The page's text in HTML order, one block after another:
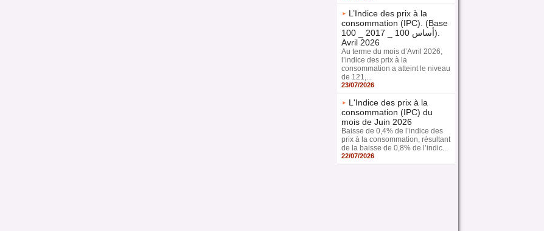
L’Indice des prix à la
consommation (IPC). (Base
100 _ 2017 _ 100 أساس).
Avril 2026
Au terme du mois d’Avril 2026,
l’indice des prix à la
consommation a atteint le niveau
de 121,...
23/07/2026
L'Indice des prix à la
consommation (IPC) du
mois de Juin 2026
Baisse de 0,4% de l’indice des
prix à la consommation, résultant
de la baisse de 0,8% de l’indic...
22/07/2026